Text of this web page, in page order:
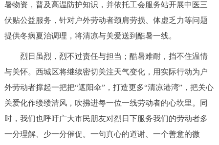
暑物资，普及高温防护知识，并依托工会服务站开展中医三
伏贴公益服务，针对户外劳动者颈肩劳损、体虚乏力等问题
提供冬病夏治调理，将清凉与关爱送到酷暑一线。
烈日虽烈，烈不过责任与担当；酷暑难耐，挡不住温情
与关怀。西城区将继续密切关注天气变化，用实际行动为户
外劳动者撑起一把把“遮阳伞”，打造更多“清凉港湾”，把关心
关爱化作缕缕清风，吹拂进每一位一线劳动者的心坎里。同
时，我们也呼吁广大市民朋友对烈日下服务我们的劳动者多
一分理解、少一分催促。一句真心的道谢、一个善意的微